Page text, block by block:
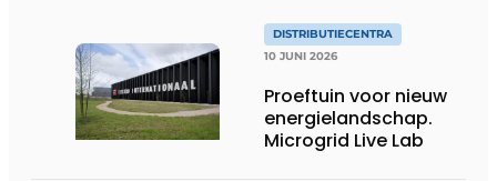
DISTRIBUTIECENTRA
10 JUNI 2026
Proeftuin voor nieuw
energielandschap.
Microgrid Live Lab